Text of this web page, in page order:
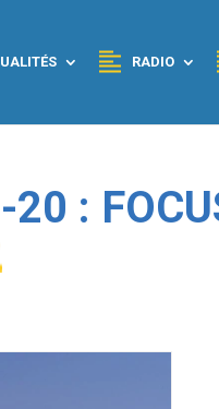
RADIO
: